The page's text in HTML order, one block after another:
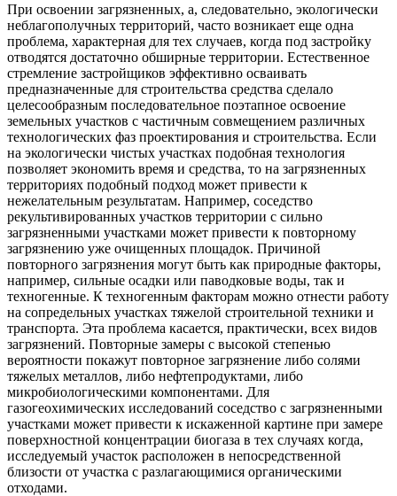
При освоении загрязненных, а, следовательно, экологически
неблагополучных территорий, часто возникает еще одна
проблема, характерная для тех случаев, когда под застройку
отводятся достаточно обширные территории. Естественное
стремление застройщиков эффективно осваивать
предназначенные для строительства средства сделало
целесообразным последовательное поэтапное освоение
земельных участков с частичным совмещением различных
технологических фаз проектирования и строительства. Если
на экологически чистых участках подобная технология
позволяет экономить время и средства, то на загрязненных
территориях подобный подход может привести к
нежелательным результатам. Например, соседство
рекультивированных участков территории с сильно
загрязненными участками может привести к повторному
загрязнению уже очищенных площадок. Причиной
повторного загрязнения могут быть как природные факторы,
например, сильные осадки или паводковые воды, так и
техногенные. К техногенным факторам можно отнести работу
на сопредельных участках тяжелой строительной техники и
транспорта. Эта проблема касается, практически, всех видов
загрязнений. Повторные замеры с высокой степенью
вероятности покажут повторное загрязнение либо солями
тяжелых металлов, либо нефтепродуктами, либо
микробиологическими компонентами. Для
газогеохимических исследований соседство с загрязненными
участками может привести к искаженной картине при замере
поверхностной концентрации биогаза в тех случаях когда,
исследуемый участок расположен в непосредственной
близости от участка с разлагающимися органическими
отходами.